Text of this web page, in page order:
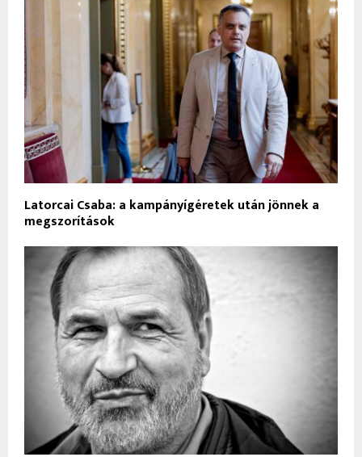
Latorcai Csaba: a kampányígéretek után jönnek a
megszorítások